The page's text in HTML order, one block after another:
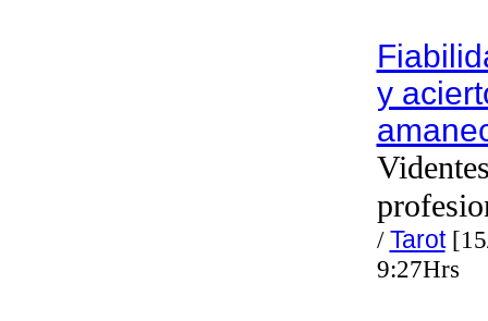
y
/Tarot
9:27Hrs